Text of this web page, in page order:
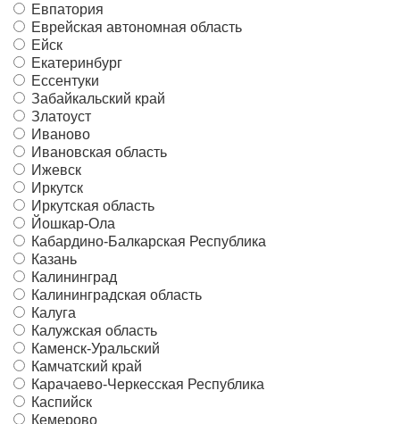
Евпатория
Еврейская автономная область
Ейск
Екатеринбург
Ессентуки
Забайкальский край
Златоуст
Иваново
Ивановская область
Ижевск
Иркутск
Иркутская область
Йошкар-Ола
Кабардино-Балкарская Республика
Казань
Калининград
Калининградская область
Калуга
Калужская область
Каменск-Уральский
Камчатский край
Карачаево-Черкесская Республика
Каспийск
Кемерово